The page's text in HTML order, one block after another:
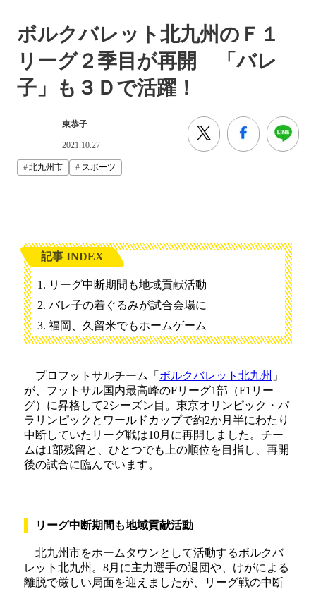
ボルクバレット北九州のＦ１
リーグ２季目が再開 「バレ
子」も３Ｄで活躍！
東恭子
2021.10.27
北九州市 スポーツ
記事 INDEX
リーグ中断期間も地域貢献活動
バレ子の着ぐるみが試合会場に
福岡、久留米でもホームゲーム
プロフットサルチーム「 ボルクバレット北九州 」
が、フットサル国内最高峰のFリーグ1部（F1リー
グ）に昇格して2シーズン目。東京オリンピック・パ
ラリンピックとワールドカップで約2か月半にわたり
中断していたリーグ戦は10月に再開しました。チー
ムは1部残留と、ひとつでも上の順位を目指し、再開
後の試合に臨んでいます。
リーグ中断期間も地域貢献活動
北九州市をホームタウンとして活動するボルクバ
レット北九州。8月に主力選手の退団や、けがによる
離脱で厳しい局面を迎えましたが、リーグ戦の中断